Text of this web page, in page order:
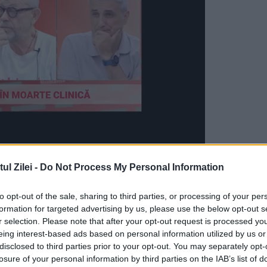
Zilei - Do Not Process My Personal Information
opt-out of the sale, sharing to third parties, or processing of your
for targeted advertising by us, please use the below opt-out
selection. Please note that after your opt-out request is processed
interest-based ads based on personal information utilized by us
to third parties prior to your opt-out. You may separately
of your personal information by third parties on the IAB’s list of
M. Mc. Gheorghe” al Reședinței
termenii legați de
oamenii. Însă ea nu mai așteaptă învierea